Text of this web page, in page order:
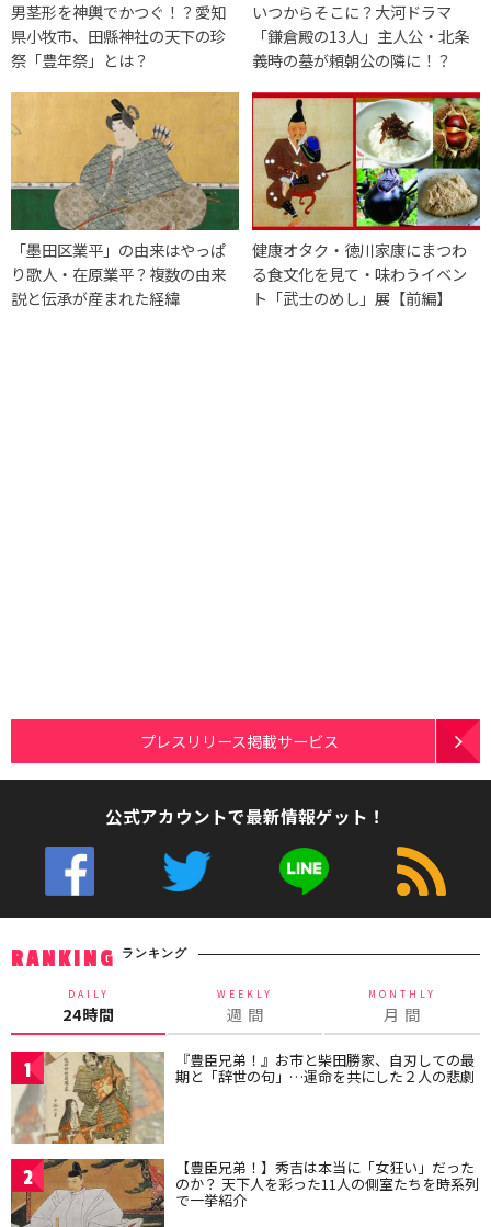
男茎形を神輿でかつぐ！？愛知
県小牧市、田縣神社の天下の珍
祭「豊年祭」とは？
いつからそこに？大河ドラマ
「鎌倉殿の13人」主人公・北条
義時の墓が頼朝公の隣に！？
「墨田区業平」の由来はやっぱ
り歌人・在原業平？複数の由来
説と伝承が産まれた経緯
健康オタク・徳川家康にまつわ
る食文化を見て・味わうイベン
ト「武士のめし」展【前編】
プレスリリース掲載サービス
公式アカウントで最新情報ゲット！
RANKING ランキング
DAILY
24時間
WEEKLY
週 間
MONTHLY
月 間
1 『豊臣兄弟！』お市と柴田勝家、自刃しての最
期と「辞世の句」…運命を共にした２人の悲劇
2 【豊臣兄弟！】秀吉は本当に「女狂い」だった
のか？ 天下人を彩った11人の側室たちを時系列
で一挙紹介